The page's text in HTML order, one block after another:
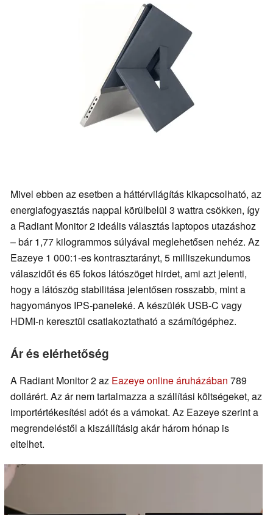
Mivel ebben az esetben a háttérvilágítás kikapcsolható, az
energiafogyasztás nappal körülbelül 3 wattra csökken, így
a Radiant Monitor 2 ideális választás laptopos utazáshoz
– bár 1,77 kilogrammos súlyával meglehetősen nehéz. Az
Eazeye 1 000:1-es kontrasztarányt, 5 milliszekundumos
válaszidőt és 65 fokos látószöget hirdet, ami azt jelenti,
hogy a látószög stabilitása jelentősen rosszabb, mint a
hagyományos IPS-paneleké. A készülék USB-C vagy
HDMI-n keresztül csatlakoztatható a számítógéphez.
Ár és elérhetőség
A Radiant Monitor 2 az Eazeye online áruházában 789
dollárért. Az ár nem tartalmazza a szállítási költségeket, az
importértékesítési adót és a vámokat. Az Eazeye szerint a
megrendeléstől a kiszállításig akár három hónap is
eltelhet.